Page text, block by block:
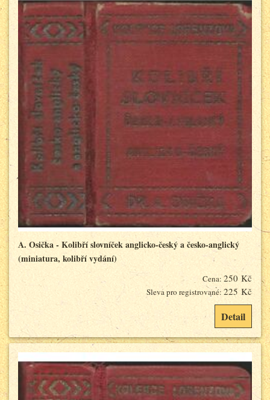
A. Osička - Kolibří slovníček anglicko-český a česko-anglický
(miniatura, kolibří vydání)
Cena:250 Kč
Sleva pro registrované: 225 Kč
Detail